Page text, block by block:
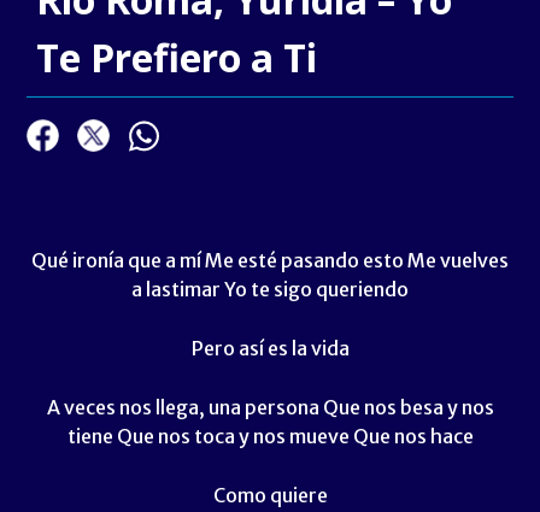
Te Prefiero a Ti
Qué ironía que a mí Me esté pasando esto Me vuelves
a lastimar Yo te sigo queriendo
Pero así es la vida
A veces nos llega, una persona Que nos besa y nos
tiene Que nos toca y nos mueve Que nos hace
Como quiere